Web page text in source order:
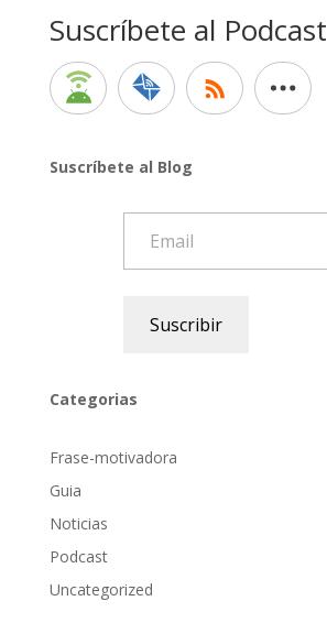
Suscríbete al Podcast
Suscríbete al Blog
Suscribir
Categorias
Frase-motivadora
Guia
Noticias
Podcast
Uncategorized